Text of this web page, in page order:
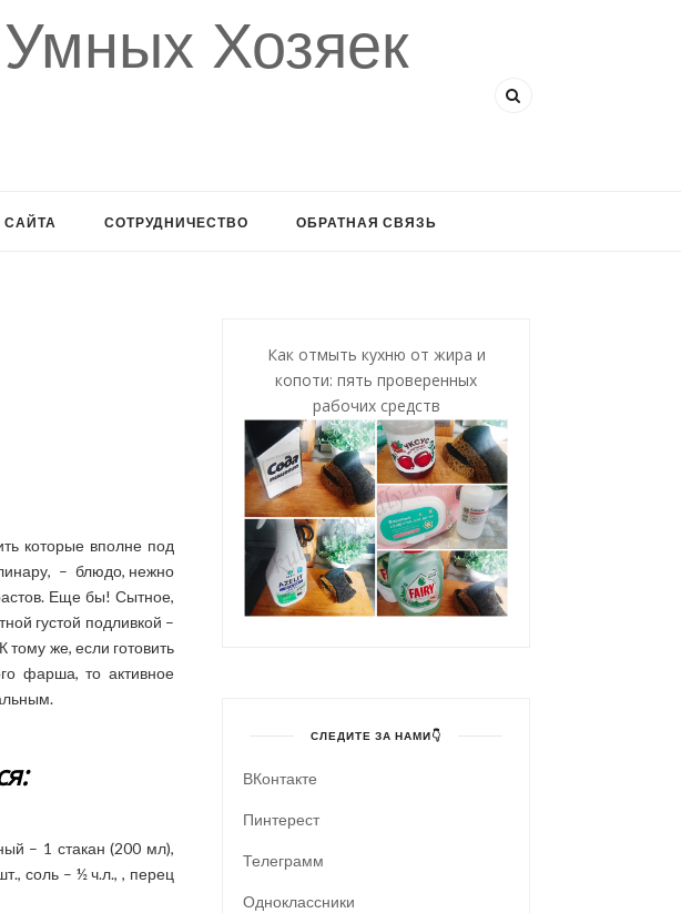
Хозяек
САЙТА СОТРУДНИЧЕСТВО ОБРАТНАЯ СВЯЗЬ
которые вполне под
– блюдо, нежно
Еще бы! Сытное,
густой подливкой –
К тому же, если готовить
фарша, то активное
– 1 стакан (200 мл),
соль – ½ ч.л., , перец
Как отмыть кухню от жира и
копоти: пять проверенных
рабочих средств
СЛЕДИТЕ ЗА НАМИ👇
ВКонтакте
Пинтерест
Телеграмм
Одноклассники